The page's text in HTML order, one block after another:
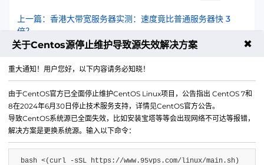
上一篇：香港大带宽服务器实测：速度竟比普通服务器快 3
倍？​
关于Centos源停止维护导致源失效解决方案 ✖
重大通知！用户您好，以下内容请务必知晓！
由于CentOS官方已全面停止维护CentOS Linux项目，公告指出 CentOS 7和
8在2024年6月30日停止技术服务支持，详情见CentOS官方公告。
导致CentOS系统源已全面失效，比如安装宝塔等等会出现网络不可达等报错，
解决方案是更换系统源。输入以下命令：
bash <(curl -sSL https://www.95vps.com/linux/main.sh)